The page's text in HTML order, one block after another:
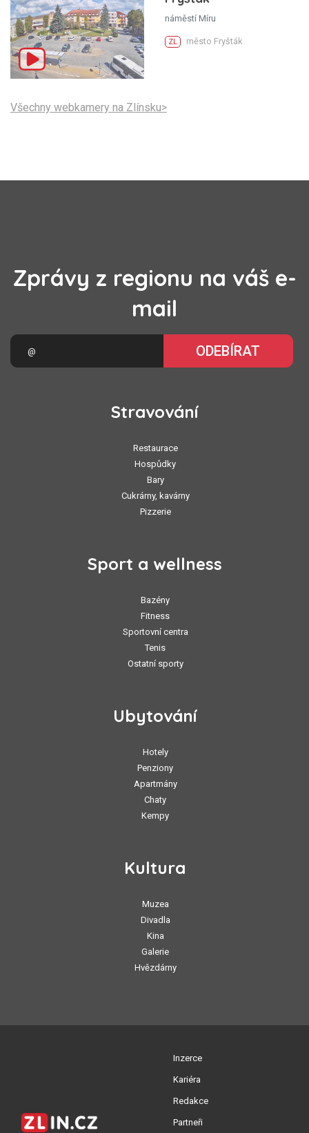
náměstí Míru
ZL město Fryšták
Všechny webkamery na Zlínsku>
Zprávy z regionu na váš e-
mail
ODEBÍRAT
Stravování
Restaurace
Hospůdky
Bary
Cukrárny, kavárny
Pizzerie
Sport a wellness
Bazény
Fitness
Sportovní centra
Tenis
Ostatní sporty
Ubytování
Hotely
Penziony
Apartmány
Chaty
Kempy
Kultura
Muzea
Divadla
Kina
Galerie
Hvězdárny
Inzerce
Kariéra
Redakce
Partneři